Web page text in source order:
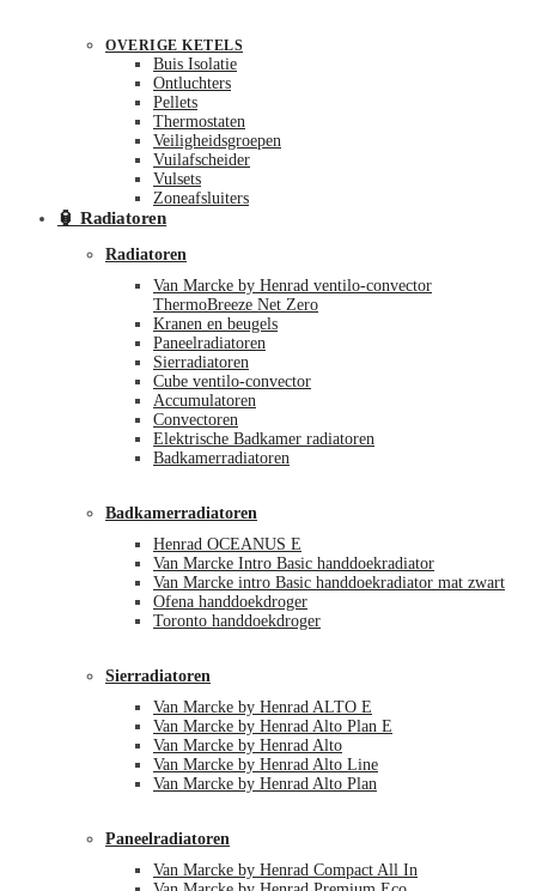
OVERIGE KETELS
Buis Isolatie
Ontluchters
Pellets
Thermostaten
Veiligheidsgroepen
Vuilafscheider
Vulsets
Zoneafsluiters
🏮 Radiatoren
Radiatoren
Van Marcke by Henrad ventilo-convector
ThermoBreeze Net Zero
Kranen en beugels
Paneelradiatoren
Sierradiatoren
Cube ventilo-convector
Accumulatoren
Convectoren
Elektrische Badkamer radiatoren
Badkamerradiatoren
Badkamerradiatoren
Henrad OCEANUS E
Van Marcke Intro Basic handdoekradiator
Van Marcke intro Basic handdoekradiator mat zwart
Ofena handdoekdroger
Toronto handdoekdroger
Sierradiatoren
Van Marcke by Henrad ALTO E
Van Marcke by Henrad Alto Plan E
Van Marcke by Henrad Alto
Van Marcke by Henrad Alto Line
Van Marcke by Henrad Alto Plan
Paneelradiatoren
Van Marcke by Henrad Compact All In